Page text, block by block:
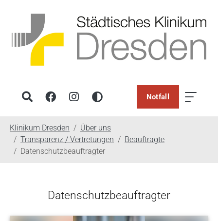
Notfall
Klinikum Dresden
Über uns
Transparenz / Vertretungen
Beauftragte
Datenschutzbeauftragter
Datenschutzbeauftragter